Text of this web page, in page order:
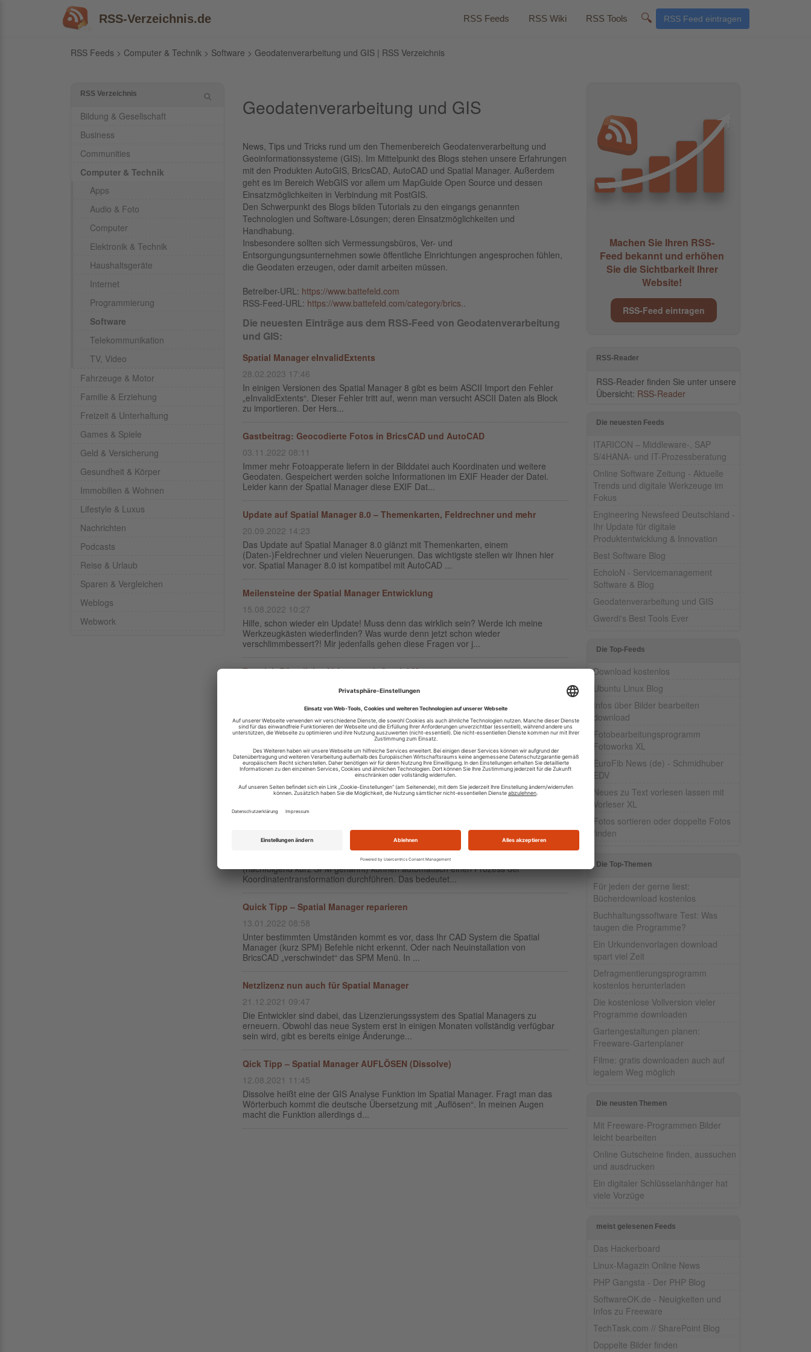
RSS-Verzeichnis.de RSS Feeds RSS Wiki RSS Tools 🔍 RSS Feed eintragen
RSS Feeds > Computer & Technik > Software > Geodatenverarbeitung und GIS | RSS Verzeichnis
RSS Verzeichnis
Bildung & Gesellschaft
Business
Communities
Computer & Technik
Apps
Audio & Foto
Computer
Elektronik & Technik
Haushaltsgeräte
Internet
Programmierung
Software
Telekommunikation
TV, Video
Fahrzeuge & Motor
Familie & Erziehung
Freizeit & Unterhaltung
Games & Spiele
Geld & Versicherung
Gesundheit & Körper
Immobilien & Wohnen
Lifestyle & Luxus
Nachrichten
Podcasts
Reise & Urlaub
Sparen & Vergleichen
Weblogs
Webwork
Geodatenverarbeitung und GIS
News, Tips und Tricks rund um den Themenbereich Geodatenverarbeitung und
Geoinformationssysteme (GIS). Im Mittelpunkt des Blogs stehen unsere Erfahrungen
mit den Produkten AutoGIS, BricsCAD, AutoCAD und Spatial Manager. Außerdem
geht es im Bereich WebGIS vor allem um MapGuide Open Source und dessen
Einsatzmöglichkeiten in Verbindung mit PostGIS.
Den Schwerpunkt des Blogs bilden Tutorials zu den eingangs genannten
Technologien und Software-Lösungen; deren Einsatzmöglichkeiten und
Handhabung.
Insbesondere sollten sich Vermessungsbüros, Ver- und
Entsorgungungsunternehmen sowie öffentliche Einrichtungen angesprochen fühlen,
die Geodaten erzeugen, oder damit arbeiten müssen.
Betreiber-URL: https://www.battefeld.com
RSS-Feed-URL: https://www.battefeld.com/category/brics..
Die neuesten Einträge aus dem RSS-Feed von Geodatenverarbeitung
und GIS:
Spatial Manager eInvalidExtents
28.02.2023 17:46
In einigen Versionen des Spatial Manager 8 gibt es beim ASCII Import den Fehler
„eInvalidExtents“. Dieser Fehler tritt auf, wenn man versucht ASCII Daten als Block
zu importieren. Der Hers...
Gastbeitrag: Geocodierte Fotos in BricsCAD und AutoCAD
03.11.2022 08:11
Immer mehr Fotoapperate liefern in der Bilddatei auch Koordinaten und weitere
Geodaten. Gespeichert werden solche Informationen im EXIF Header der Datei.
Leider kann der Spatial Manager diese EXIF Dat...
Update auf Spatial Manager 8.0 – Themenkarten, Feldrechner und mehr
20.09.2022 14:23
Das Update auf Spatial Manager 8.0 glänzt mit Themenkarten, einem
(Daten-)Feldrechner und vielen Neuerungen. Das wichtigste stellen wir Ihnen hier
vor. Spatial Manager 8.0 ist kompatibel mit AutoCAD ...
Meilensteine der Spatial Manager Entwicklung
15.08.2022 10:27
Hilfe, schon wieder ein Update! Muss denn das wirklich sein? Werde ich meine
Werkzeugkästen wiederfinden? Was wurde denn jetzt schon wieder
verschlimmbessert?! Mir jedenfalls gehen diese Fragen vor j...
Tutorial: Räumliche Abfragen mit Spatial Manager
geometrischer Objekten zueinander zu analysieren. Im Ergebnis der
nachfolgenden Übung sollen Flächen gefunden werden (Po...
Quick Tipp – Spatial Manager Konfiguration übertragen
09.03.2022 12:40
Anleitung, zur Übertragung der Spatial Manager Konfiguration auf andere
Arbeitsplätze am Beispiel BricsCAD, gilt auch für AutoCAD, ZWCAD, GstarCAD und
Koordinatentransformation mit eigener NTv2 (GSB) Datei
22.02.2022 16:38
Viele Funktionen (Import, Export, Hintergrundkarten, etc.) des Spatial Manager
(nachfolgend kurz SPM genannt) können automatisch einen Prozess der
Koordinatentransformation durchführen. Das bedeutet...
Quick Tipp – Spatial Manager reparieren
13.01.2022 08:58
Unter bestimmten Umständen kommt es vor, dass Ihr CAD System die Spatial
Manager (kurz SPM) Befehle nicht erkennt. Oder nach Neuinstallation von
BricsCAD „verschwindet“ das SPM Menü. In ...
Netzlizenz nun auch für Spatial Manager
21.12.2021 09:47
Die Entwickler sind dabei, das Lizenzierungssystem des Spatial Managers zu
erneuern. Obwohl das neue System erst in einigen Monaten vollständig verfügbar
sein wird, gibt es bereits einige Änderunge...
Qick Tipp – Spatial Manager AUFLÖSEN (Dissolve)
12.08.2021 11:45
Dissolve heißt eine der GIS Analyse Funktion im Spatial Manager. Fragt man das
Wörterbuch kommt die deutsche Übersetzung mit „Auflösen“. In meinen Augen
macht die Funktion allerdings d...
Machen Sie Ihren RSS-
Feed bekannt und erhöhen
Sie die Sichtbarkeit Ihrer
Website!
RSS-Feed eintragen
RSS-Reader
RSS-Reader finden Sie unter unsere
Übersicht: RSS-Reader
Die neuesten Feeds
ITARICON – Middleware-, SAP
S/4HANA- und IT-Prozessberatung
Online Software Zeitung - Aktuelle
Trends und digitale Werkzeuge im
Fokus
Engineering Newsfeed Deutschland -
Ihr Update für digitale
Produktentwicklung & Innovation
Best Software Blog
EcholoN - Servicemanagement
Software & Blog
Geodatenverarbeitung und GIS
Gwerdi's Best Tools Ever
Die Top-Feeds
Download kostenlos
Ubuntu Linux Blog
Infos über Bilder bearbeiten
download
Fotobearbeitungsprogramm
Fotoworks XL
EuroFib News (de) - Schmidhuber
EDV
Neues zu Text vorlesen lassen mit
Vorleser XL
Fotos sortieren oder doppelte Fotos
finden
Die Top-Themen
Für jeden der gerne liest:
Bücherdownload kostenlos
Buchhaltungssoftware Test: Was
taugen die Programme?
Ein Urkundenvorlagen download
spart viel Zeit
Defragmentierungsprogramm
kostenlos herunterladen
Die kostenlose Vollversion vieler
Programme downloaden
Gartengestaltungen planen:
Freeware-Gartenplaner
Filme: gratis downloaden auch auf
legalem Weg möglich
Die neusten Themen
Mit Freeware-Programmen Bilder
leicht bearbeiten
Online Gutscheine finden, aussuchen
und ausdrucken
Ein digitaler Schlüsselanhänger hat
viele Vorzüge
meist gelesenen Feeds
Das Hackerboard
Linux-Magazin Online News
PHP Gangsta - Der PHP Blog
SoftwareOK.de - Neuigkeiten und
Infos zu Freeware
TechTask.com // SharePoint Blog
Doppelte Bilder finden